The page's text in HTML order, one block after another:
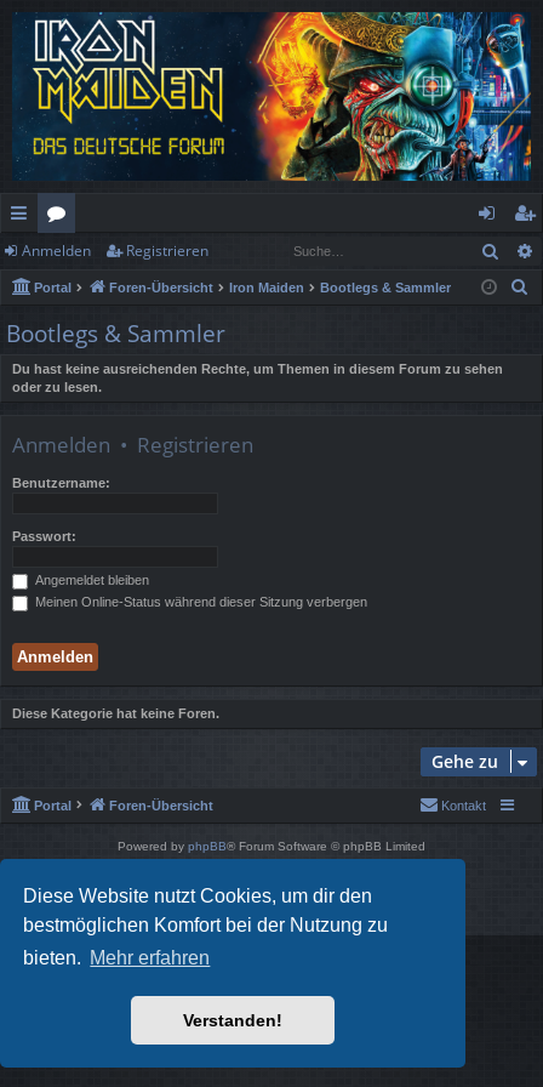
Diese Website nutzt Cookies, um dir den
bestmöglichen Komfort bei der Nutzung zu
bieten. Mehr erfahren
Verstanden!
ch
ne
llz
ug
f
or
en
n
m
de
eg
ist
Anmelden Registrieren
Portal Foren-Übersicht Iron Maiden Bootlegs & Sammler
Bootlegs & Sammler
Du hast keine ausreichenden Rechte, um Themen in diesem Forum zu sehen
oder zu lesen.
Anmelden • Registrieren
Benutzername:
Passwort:
Angemeldet bleiben
Meinen Online-Status während dieser Sitzung verbergen
Diese Kategorie hat keine Foren.
Gehe zu
Portal Foren-Übersicht Kontakt
Powered by phpBB® Forum Software © phpBB Limited
Deutsche Übersetzung durchphpBB.de